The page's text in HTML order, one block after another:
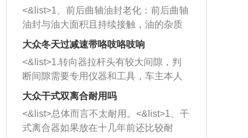
西取出来。但如果是因为积碳过多引起
的堵塞，就需要将三元催化器泡在草酸
洗剂对堵塞的情况得到解决，将清洗剂
放在燃油箱中，与燃油混合后，车辆启
动时，就可以和汽油一起进入到燃烧
室，最后形成废气排出，就可以让三元
催化器得到清洗，排气管堵塞的情况就
能够得到解决。
一圈半的练习，往右同样也要打相同的
圈数。 <&list>3、最后强调要反复练
习，这样就可以形成肌肉记忆，在真实
驾驶车辆时，不需要记忆也能打好方
向。
<&list>1、前后曲轴油封老化：前后曲轴
油封与油大面积且持续接触，油的杂质
和发动机内持续温度变化使其密封效果
逐渐减弱，导致渗油或漏油。<&list>2、
活塞间隙过大：积碳会使活塞环与缸体
的间隙扩大，导致机油流入燃烧室中，
造成烧机油。<&list>3、机油粘度。使用
机油粘度过小的话，同样会有烧机油现
象，机油粘度过小具有很好的流动性，
大众冬天过减速带咯吱咯吱响
<&list>1.转向器拉杆头有较大间隙，判
断间隙需要专用仪器和工具，车主本人
无法制作，需要将车辆送到修理厂或4s
店；<&list>2.车辆半轴套管防尘罩破
裂，破裂后会出现漏油现象，使半轴磨
损严重，磨损的半轴容易损坏，产生异
大众干式双离合耐用吗
<&list>总体而言不太耐用。<&list>1、干
式离合器如果放在十几年前还比较耐